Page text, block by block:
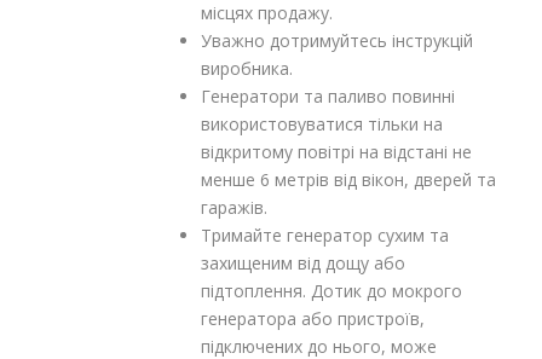
місцях продажу.
Уважно дотримуйтесь інструкцій
виробника.
Генератори та паливо повинні
використовуватися тільки на
відкритому повітрі на відстані не
менше 6 метрів від вікон, дверей та
гаражів.
Тримайте генератор сухим та
захищеним від дощу або
підтоплення. Дотик до мокрого
генератора або пристроїв,
підключених до нього, може